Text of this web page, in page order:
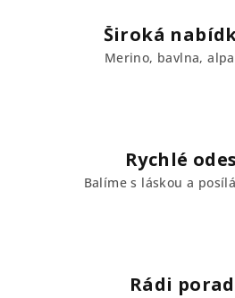
Široká
Merino, bavlna,
Rychlé
Balíme s láskou a
Rádi